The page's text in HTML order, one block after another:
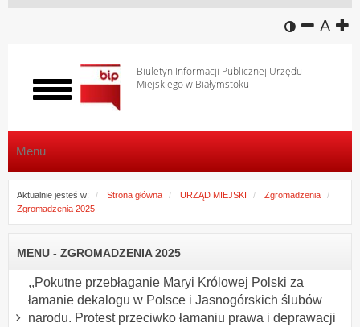
wersja
A
Biuletyn Informacji Publicznej Urzędu
Miejskiego w Białymstoku
Włącz
menu
Menu
Aktualnie jesteś w: Strona główna URZĄD MIEJSKI
Zgromadzenia
Zgromadzenia 2025
MENU - ZGROMADZENIA 2025
,,Pokutne przebłaganie Maryi Królowej Polski za
łamanie dekalogu w Polsce i Jasnogórskich ślubów
narodu. Protest przeciwko łamaniu prawa i deprawacji